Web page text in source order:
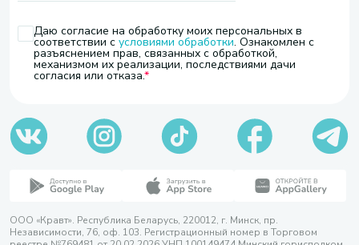
Даю согласие на обработку моих персональных в
соответствии с условиями обработки. Ознакомлен с
разъяснением прав, связанных с обработкой,
механизмом их реализации, последствиями дачи
согласия или отказа.
ООО «Кравт». Республика Беларусь, 220012, г. Минск, пр.
Независимости, 76, оф. 103. Регистрационный номер в Торговом